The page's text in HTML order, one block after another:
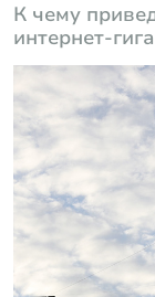
К чему
интернет-